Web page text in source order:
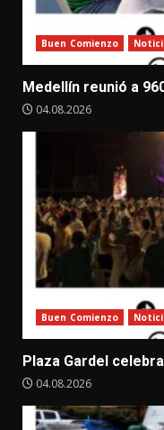
Buen Comienzo
Medellín reunió a
04.08.2026
Buen Comienzo
Plaza Gardel
04.08.2026